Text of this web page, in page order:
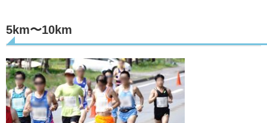
5km〜10km